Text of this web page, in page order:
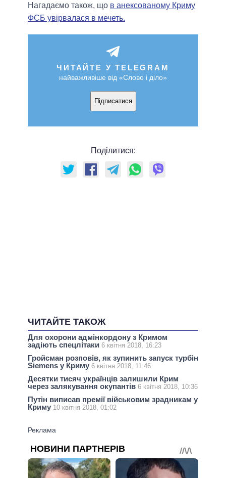
Нагадаємо також, що в анексованому Криму
ФСБ увірвалася в мечеть.
ЧИТАЙТЕ У TELEGRAM
найважливіше від «Слово і діло»
Підписатися
Поділитися:
ЧИТАЙТЕ ТАКОЖ
Для охорони адмінкордону з Кримом
задіють спецлітаки 6 квітня 2018, 16:23
Гройсман розповів, як зупинить запуск турбін
Siemens у Криму 6 квітня 2018, 11:46
Десятки тисяч українців залишили Крим
через залякування окупантів 6 квітня 2018, 10:36
Путін виписав премії військовим зрадникам у
Криму 10 квітня 2018, 01:02